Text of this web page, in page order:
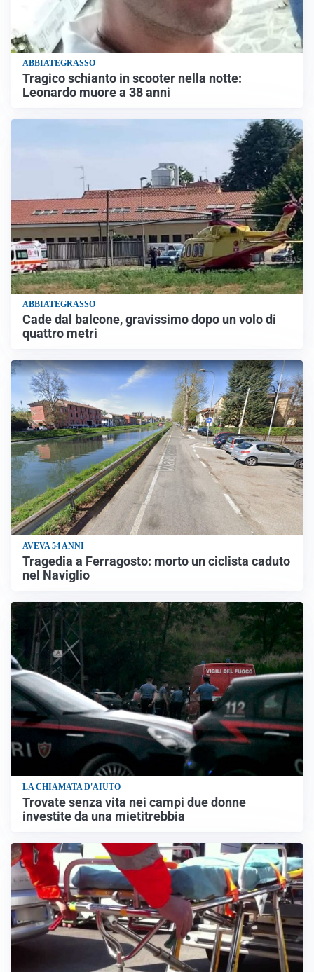
ABBIATEGRASSO
Tragico schianto in scooter nella notte:
Leonardo muore a 38 anni
ABBIATEGRASSO
Cade dal balcone, gravissimo dopo un volo di
quattro metri
AVEVA 54 ANNI
Tragedia a Ferragosto: morto un ciclista caduto
nel Naviglio
LA CHIAMATA D'AIUTO
Trovate senza vita nei campi due donne
investite da una mietitrebbia